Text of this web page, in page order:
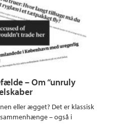
– Om “unruly
eller ægget? Det er klassisk
– også i